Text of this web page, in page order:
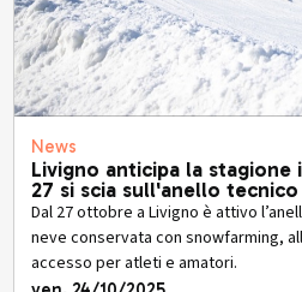
News
Livigno anticipa la stagione
27 si scia sull'anello
Dal 27 ottobre a Livigno è attivo
neve conservata con snowfarming,
accesso per atleti e amatori.